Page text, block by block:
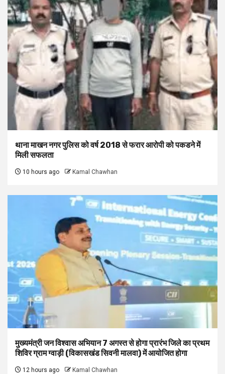
थाना माखन नगर पुलिस को वर्ष 2018 से फरार आरोपी को पकडने में
मिली सफलता
10 hours ago Kamal Chawhan
मुख्यमंत्री जन विश्वास अभियान 7 अगस्त से होगा प्रारंभ जिले का प्रथम
शिविर ग्राम ग्वाड़ी (विकासखंड सिवनी मालवा) में आयोजित होगा
12 hours ago Kamal Chawhan